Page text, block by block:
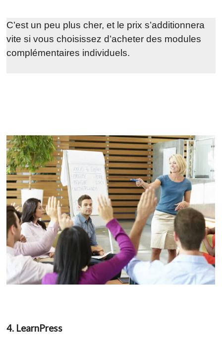
C’est un peu plus cher, et le prix s’additionnera
vite si vous choisissez d’acheter des modules
complémentaires individuels.
4. LearnPress